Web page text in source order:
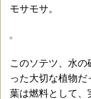
モサモサ。
このソテツ、水
った大切な植物だ
葉は燃料として、